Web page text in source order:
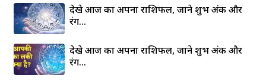
देखे आज का अपना राशिफल, जाने शुभ अंक और
रंग…
देखे आज का अपना राशिफल, जाने शुभ अंक और
रंग…